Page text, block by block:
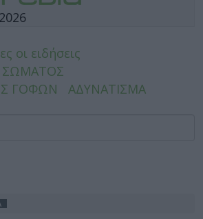
οι ειδήσεις
ΣΩΜΑΤΟΣ
ΓΟΦΩΝ
ΑΔΥΝΑΤΙΣΜΑ